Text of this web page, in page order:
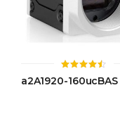
ให้
คะแนน
a2A1920-160ucBAS